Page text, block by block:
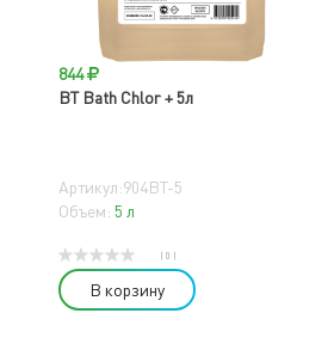
844
BT Bath Chlor + 5л
Артикул:904BT-5
Объем: 5 л
( 0 )
В корзину